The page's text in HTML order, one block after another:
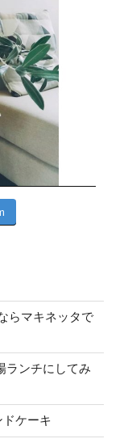
らマキネッタで
ランチにしてみ
ケーキ